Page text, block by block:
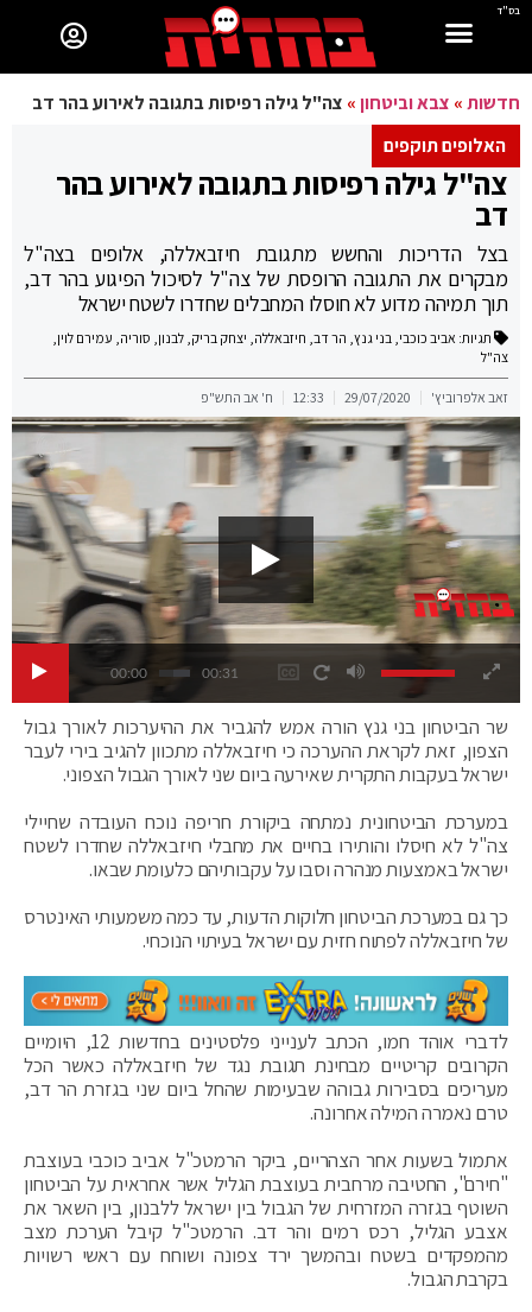
בס"ד
חדשות» צבא וביטחון» צה"ל גילה רפיסות בתגובה לאירוע בהר דב
האלופים תוקפים
צה"ל גילה רפיסות בתגובה לאירוע בהר
דב
בצל הדריכות והחשש מתגובת חיזבאללה, אלופים בצה"ל
מבקרים את התגובה הרופסת של צה"ל לסיכול הפיגוע בהר דב,
תוך תמיהה מדוע לא חוסלו המחבלים שחדרו לשטח ישראל
תגיות: אביב כוכבי, בני גנץ, הר דב, חיזבאללה, יצחק בריק, לבנון, סוריה, עמירם לוין,
צה"ל
זאב אלפרוביץ' 29/07/2020
12:33 ח' אב התש"פ
00:00 00:31
שר הביטחון בני גנץ הורה אמש להגביר את ההיערכות לאורך גבול
הצפון, זאת לקראת ההערכה כי חיזבאללה מתכוון להגיב בירי לעבר
ישראל בעקבות התקרית שאירעה ביום שני לאורך הגבול הצפוני.
במערכת הביטחונית נמתחה ביקורת חריפה נוכח העובדה שחיילי
צה"ל לא חיסלו והותירו בחיים את מחבלי חיזבאללה שחדרו לשטח
ישראל באמצעות מנהרה וסבו על עקבותיהם כלעומת שבאו.
כך גם במערכת הביטחון חלוקות הדעות, עד כמה משמעותי האינטרס
של חיזבאללה לפתוח חזית עם ישראל בעיתוי הנוכחי.
לדברי אוהד חמו, הכתב לענייני פלסטינים בחדשות 12, היומיים
הקרובים קריטיים מבחינת תגובת נגד של חיזבאללה כאשר הכל
מעריכים בסבירות גבוהה שבעימות שהחל ביום שני בגזרת הר דב,
טרם נאמרה המילה אחרונה.
אתמול בשעות אחר הצהריים, ביקר הרמטכ"ל אביב כוכבי בעוצבת
"חירם", החטיבה מרחבית בעוצבת הגליל אשר אחראית על הביטחון
השוטף בגזרה המזרחית של הגבול בין ישראל ללבנון, בין השאר את
אצבע הגליל, רכס רמים והר דב. הרמטכ"ל קיבל הערכת מצב
מהמפקדים בשטח ובהמשך ירד צפונה ושוחח עם ראשי רשויות
בקרבת הגבול.